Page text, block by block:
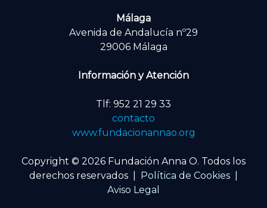
Málaga
Avenida de Andalucía nº29
29006 Málaga
Información y Atención
Tlf: 952 21 29 33
contacto
www.fundacionannao.org
Copyright © 2026 Fundación Anna O. Todos los
derechos reservados | Política de Cookies
Aviso Legal